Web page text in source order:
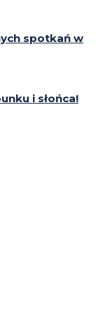
spotkań w
i słońca!